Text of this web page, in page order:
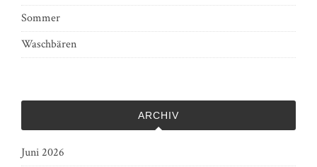
Sommer
Waschbären
ARCHIV
Juni 2026